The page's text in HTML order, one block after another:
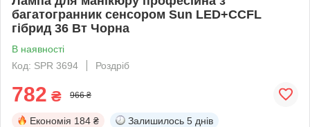
багатогранник сенсором Sun LED+CCFL
гібрид 36 Вт Чорна
В наявності
Код: SPR 3694
Роздріб
782 ₴ 966 ₴
Економія 184 ₴ Залишилось 5 днів